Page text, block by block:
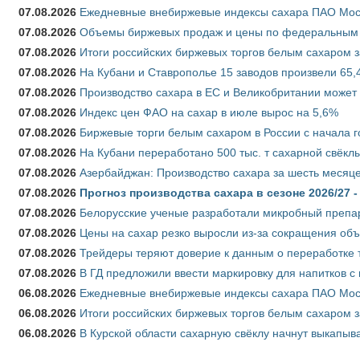
07.08.2026 Ежедневные внебиржевые индексы сахара ПАО
07.08.2026 Объемы биржевых продаж и цены по федеральным
07.08.2026 Итоги российских биржевых торгов белым сахаром
07.08.2026 На Кубани и Ставрополье 15 заводов произвели
07.08.2026 Производство сахара в ЕС и Великобритании
07.08.2026 Индекс цен ФАО на сахар в июле вырос на 5,6%
07.08.2026 Биржевые торги белым сахаром в России с начала
07.08.2026 На Кубани переработано 500 тыс. т сахарной
07.08.2026 Азербайджан: Производство сахара за шесть
07.08.2026 Прогноз производства сахара в сезоне 2026/
07.08.2026 Белорусские ученые разработали микробный
07.08.2026 Цены на сахар резко выросли из-за сокращения
07.08.2026 Трейдеры теряют доверие к данным о переработке
07.08.2026 В ГД предложили ввести маркировку для напитков
06.08.2026 Ежедневные внебиржевые индексы сахара ПАО
06.08.2026 Итоги российских биржевых торгов белым сахаром
06.08.2026 В Курской области сахарную свёклу начнут